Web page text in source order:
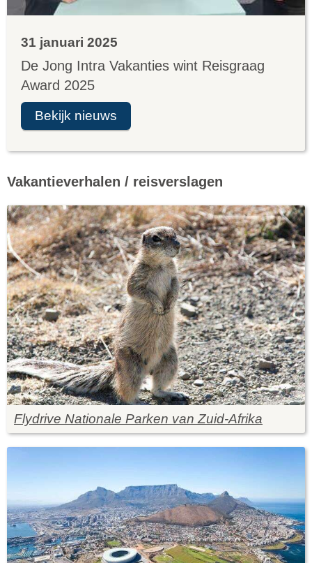
31 januari 2025
De Jong Intra Vakanties wint Reisgraag
Award 2025
Bekijk nieuws
Vakantieverhalen / reisverslagen
Flydrive Nationale Parken van Zuid-Afrika